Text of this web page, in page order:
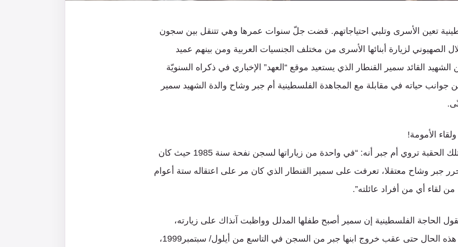
تعين الأسرى وتلبي احتياجاتهم. قضت جلّ سنوات عمرها وهي تتنقل بين سجون
الصهيوني لزيارة أبنائها الأسرى من مختلف الجنسيات العربية ومن بينهم عميد
الشهيد القائد سمير القنطار الذي يستعيد موقع “العهد” الإخباري في ذكراه السنويّة
جوانب حياته في مقابلة مع المجاهدة الفلسطينية أم جبر وشاح والدة الشهيد سمير
الأمومة!
في حديثها عن تلك الحقبة تروي أم جبر أنه: “في واحدة من زياراتها لسجن نفحة سنة 1985 حيث كان
جبر وشاح معتقلا، تعرفت على سمير القنطار الذي كان مر على اعتقاله ستة أعوام
من لقاء أي من أفراد عائلته”.
الحاجة الفلسطينية إن سمير أصبح طفلها المدلل وواظبت آنذاك على زيارته،
واستمرت على هذه الحال حتى عقب خروج ابنها جبر من السجن في التاسع من أيلول/ سبتمبر1999،